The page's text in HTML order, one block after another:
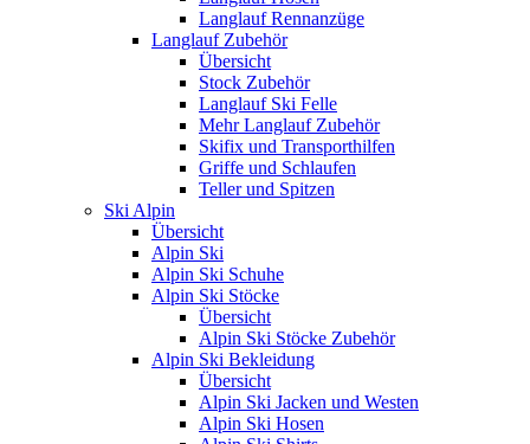
Langlauf Rennanzüge
Langlauf Zubehör
Übersicht
Stock Zubehör
Langlauf Ski Felle
Mehr Langlauf Zubehör
Skifix und Transporthilfen
Griffe und Schlaufen
Teller und Spitzen
Ski Alpin
Übersicht
Alpin Ski
Alpin Ski Schuhe
Alpin Ski Stöcke
Übersicht
Alpin Ski Stöcke Zubehör
Alpin Ski Bekleidung
Übersicht
Alpin Ski Jacken und Westen
Alpin Ski Hosen